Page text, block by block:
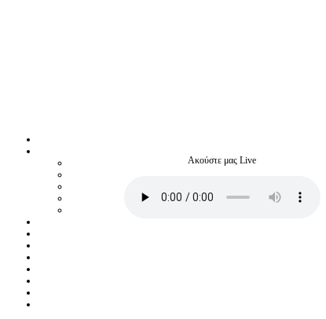
Ακούστε μας Live